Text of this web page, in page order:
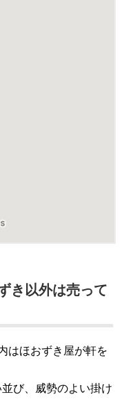
き以外は売って
はほおずき屋が軒を
び、威勢のよい掛け